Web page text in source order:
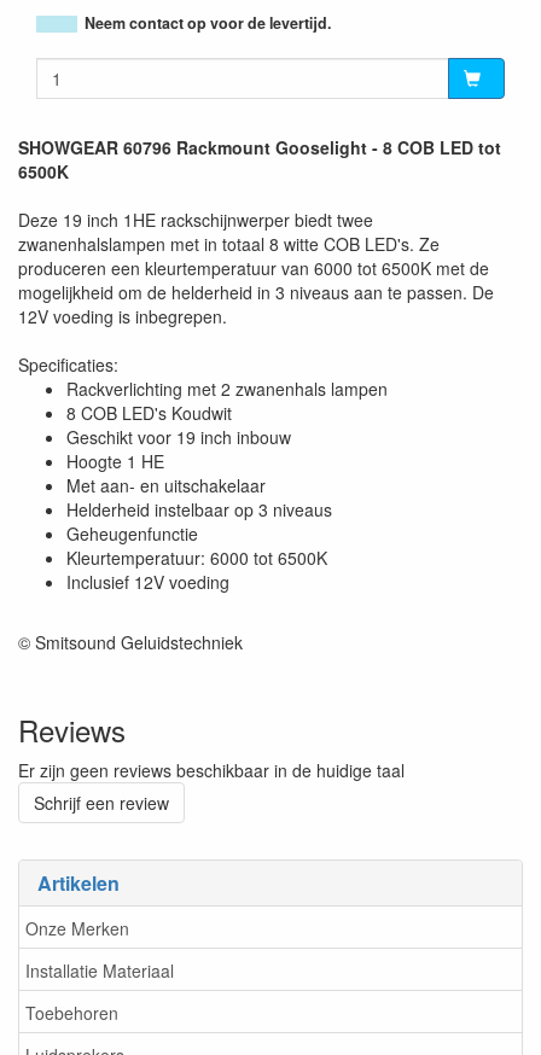
Artikelen
Onze Merken
Installatie Materiaal
Toebehoren
Neem contact op voor de levertijd.
SHOWGEAR 60796 Rackmount Gooselight - 8 COB LED tot
6500K
Deze 19 inch 1HE rackschijnwerper biedt twee
zwanenhalslampen met in totaal 8 witte COB LED's. Ze
produceren een kleurtemperatuur van 6000 tot 6500K met de
mogelijkheid om de helderheid in 3 niveaus aan te passen. De
12V voeding is inbegrepen.
Specificaties:
Rackverlichting met 2 zwanenhals lampen
8 COB LED's Koudwit
Geschikt voor 19 inch inbouw
Hoogte 1 HE
Met aan- en uitschakelaar
Helderheid instelbaar op 3 niveaus
Geheugenfunctie
Kleurtemperatuur: 6000 tot 6500K
Inclusief 12V voeding
© Smitsound Geluidstechniek
Reviews
Er zijn geen reviews beschikbaar in de huidige taal
Schrijf een review